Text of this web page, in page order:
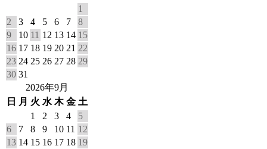
1
2
3 4 5 6 7
8
9
10 11 12 13 14 15
16 17 18 19 20 21 22
23 24 25 26 27 28 29
30 31
2026年9月
日
月 火 水 木 金 土
1
2 3 4
5
6
7 8 9 10 11 12
13 14 15 16 17 18 19